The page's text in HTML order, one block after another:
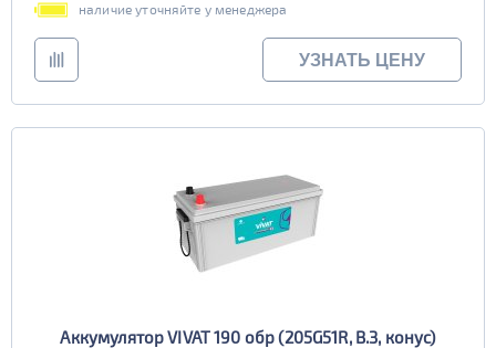
наличие уточняйте у менеджера
УЗНАТЬ ЦЕНУ
Аккумулятор VIVAT 190 обр (205G51R, B.3, конус)